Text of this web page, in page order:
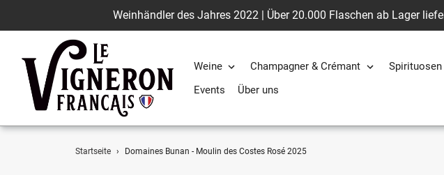
Weinhändler des Jahres 2022 | Über 20.000 Flaschen ab Lager
Weine Champagner & Crémant Spirituosen
Events
Über uns
Startseite › Domaines Bunan - Moulin des Costes Rosé 2025